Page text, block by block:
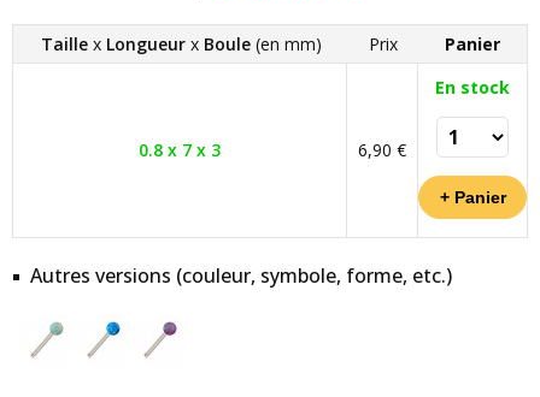
Taillex Longueurx Boule(en mm) Prix Panier
0.8 x 7 x 3 6,90 €
En stock
Autres versions (couleur, symbole, forme, etc.)